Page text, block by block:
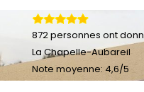
872personnes ont
La Chapelle-Aubareil
Note moyenne: 4,6/5